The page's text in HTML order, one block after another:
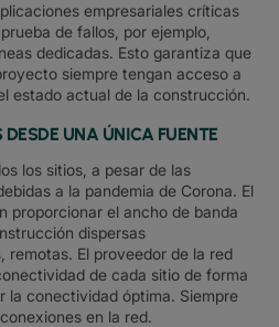
empresariales críticas
de fallos, por ejemplo,
dedicadas. Esto garantiza que
siempre tengan acceso a
estado actual de la construcción.
UNA ÚNICA FUENTE
los sitios, a pesar de las
a la pandemia de Corona. El
proporcionar el ancho de banda
dispersas
remotas. El proveedor de la red
de cada sitio de forma
la conectividad óptima. Siempre
en la red.